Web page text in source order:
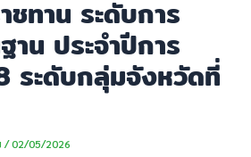
ชทาน ระดับการ
น ประจำปีการ
ระดับกลุ่มจังหวัดที่
/02/05/2026